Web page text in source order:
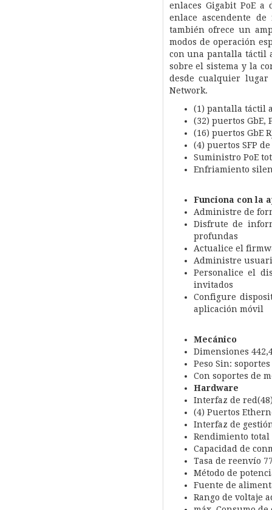
enlaces Gigabit PoE
enlace ascendente
también ofrece un
modos de operación
con una pantalla táctil
sobre el sistema y la
desde cualquier
Network.
(1) pantalla táctil
(32) puertos GbE,
(16) puertos GbE
(4) puertos SFP de
Suministro PoE
Enfriamiento
Funciona con la
Administre de
Disfrute de
profundas
Actualice el
Administre
Personalice el
invitados
Configure
aplicación móvil
Mecánico
Dimensiones
Peso Sin:
Con soportes de
Hardware
Interfaz de red(48)
(4) Puertos
Interfaz de
Rendimiento total
Capacidad de
Tasa de reenvío
Método de
Fuente de
Rango de voltaje